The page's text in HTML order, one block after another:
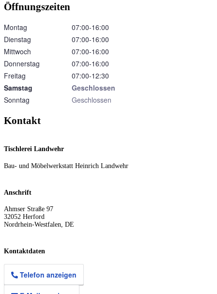
Öffnungszeiten
Montag
07:00‑16:00
Dienstag
07:00‑16:00
Mittwoch
07:00‑16:00
Donnerstag
07:00‑16:00
Freitag
07:00‑12:30
Samstag
Geschlossen
Sonntag
Geschlossen
Kontakt
Tischlerei Landwehr
Bau- und Möbelwerkstatt Heinrich Landwehr
Anschrift
Ahmser Straße 97
32052 Herford
Nordrhein-Westfalen, DE
Kontaktdaten
Telefon anzeigen